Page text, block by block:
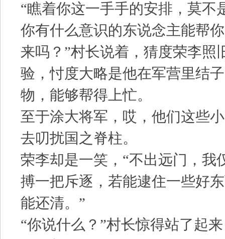
“瞧着你这一手手的安排，莫不
你有什么意识的东说念主能帮
来吗？”村长说着，猜度荣李照
验，忖度大略是他在军营里结
物，能够帮得上忙。
至于涂大将军，哎，他们这些
去叨扰国之脊柱。
荣李却是一笑，“不出远门，我
搏一把斥逐，若能逮住一些好
能还清。”
“你说什么？”村长惊得站了起